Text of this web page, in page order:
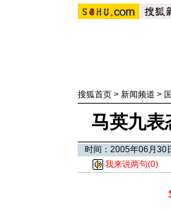
搜狐首页 > 新闻频道 >
马英九表
时间：2005年06月
我来说两句(0)